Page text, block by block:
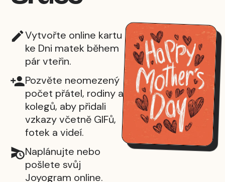
Vytvořte online kartu
ke Dni matek během
pár vteřin.
Pozvěte neomezený
počet přátel, rodiny a
kolegů, aby přidali
vzkazy včetně GIFů,
fotek a videí.
Naplánujte nebo
pošlete svůj
Joyogram online.